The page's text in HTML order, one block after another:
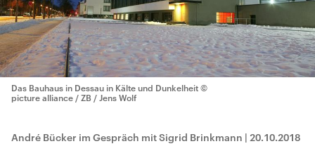
Das Bauhaus in Dessau in Kälte und Dunkelheit ©
picture alliance / ZB / Jens Wolf
André Bücker im Gespräch mit Sigrid Brinkmann | 20.10.2018